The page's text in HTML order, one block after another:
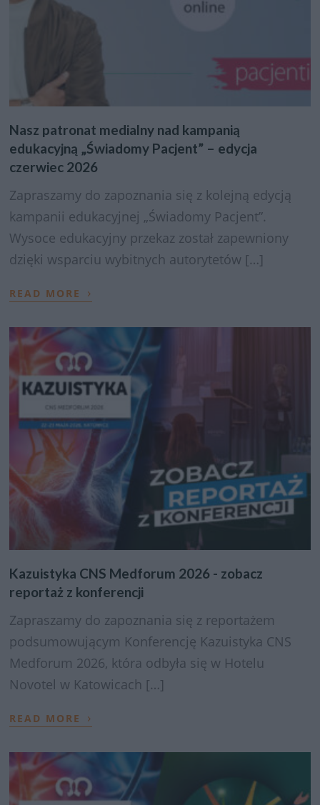
Nasz patronat medialny nad kampanią
edukacyjną „Świadomy Pacjent” – edycja
czerwiec 2026
Zapraszamy do zapoznania się z kolejną edycją
kampanii edukacyjnej „Świadomy Pacjent”.
Wysoce edukacyjny przekaz został zapewniony
dzięki wsparciu wybitnych autorytetów […]
READ MORE ›
Kazuistyka CNS Medforum 2026 - zobacz
reportaż z konferencji
Zapraszamy do zapoznania się z reportażem
podsumowującym Konferencję Kazuistyka CNS
Medforum 2026, która odbyła się w Hotelu
Novotel w Katowicach […]
READ MORE ›